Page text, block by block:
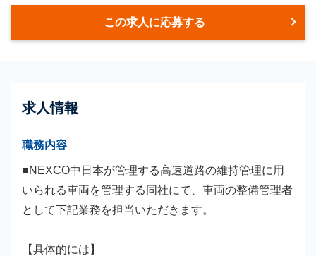
この求人に応募する
求人情報
職務内容
■NEXCO中日本が管理する高速道路の維持管理に用
いられる車両を管理する同社にて、車両の整備管理者
として下記業務を担当いただきます。
【具体的には】